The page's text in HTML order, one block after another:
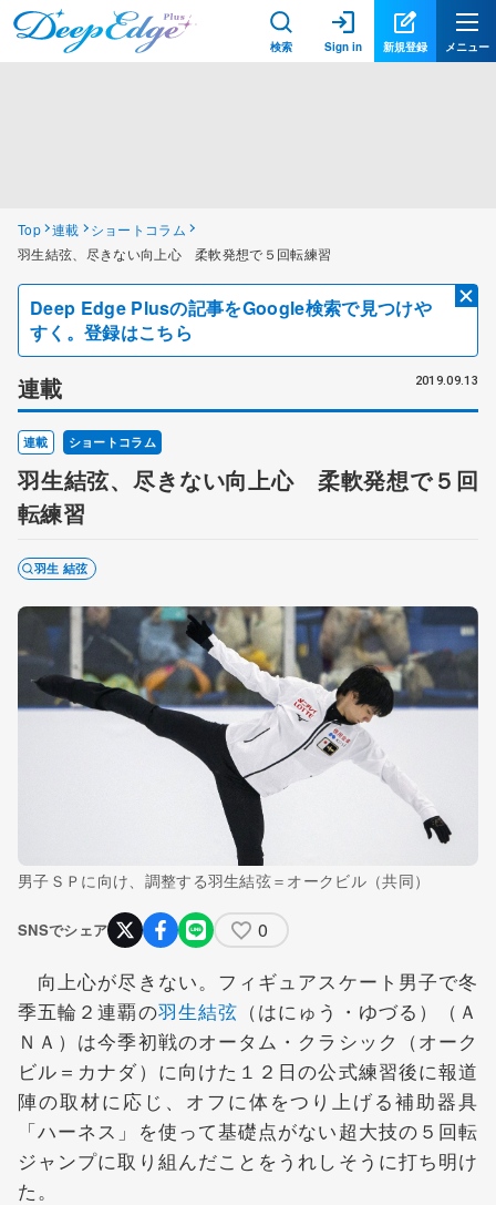
検索 Sign in 新規登録 メニュー
Top 連載
ショートコラム
羽生結弦、尽きない向上心 柔軟発想で５回転練習
Deep Edge Plusの記事をGoogle検索で見つけや
すく。登録はこちら
連載 2019.09.13
連載 ショートコラム
羽生結弦、尽きない向上心 柔軟発想で５回
転練習
羽生 結弦
男子ＳＰに向け、調整する羽生結弦＝オークビル（共同）
SNSでシェア 0
向上心が尽きない。フィギュアスケート男子で冬
季五輪２連覇の羽生結弦 （はにゅう・ゆづる）（Ａ
ＮＡ）は今季初戦のオータム・クラシック（オーク
ビル＝カナダ）に向けた１２日の公式練習後に報道
陣の取材に応じ、オフに体をつり上げる補助器具
「ハーネス」を使って基礎点がない超大技の５回転
ジャンプに取り組んだことをうれしそうに打ち明け
た。